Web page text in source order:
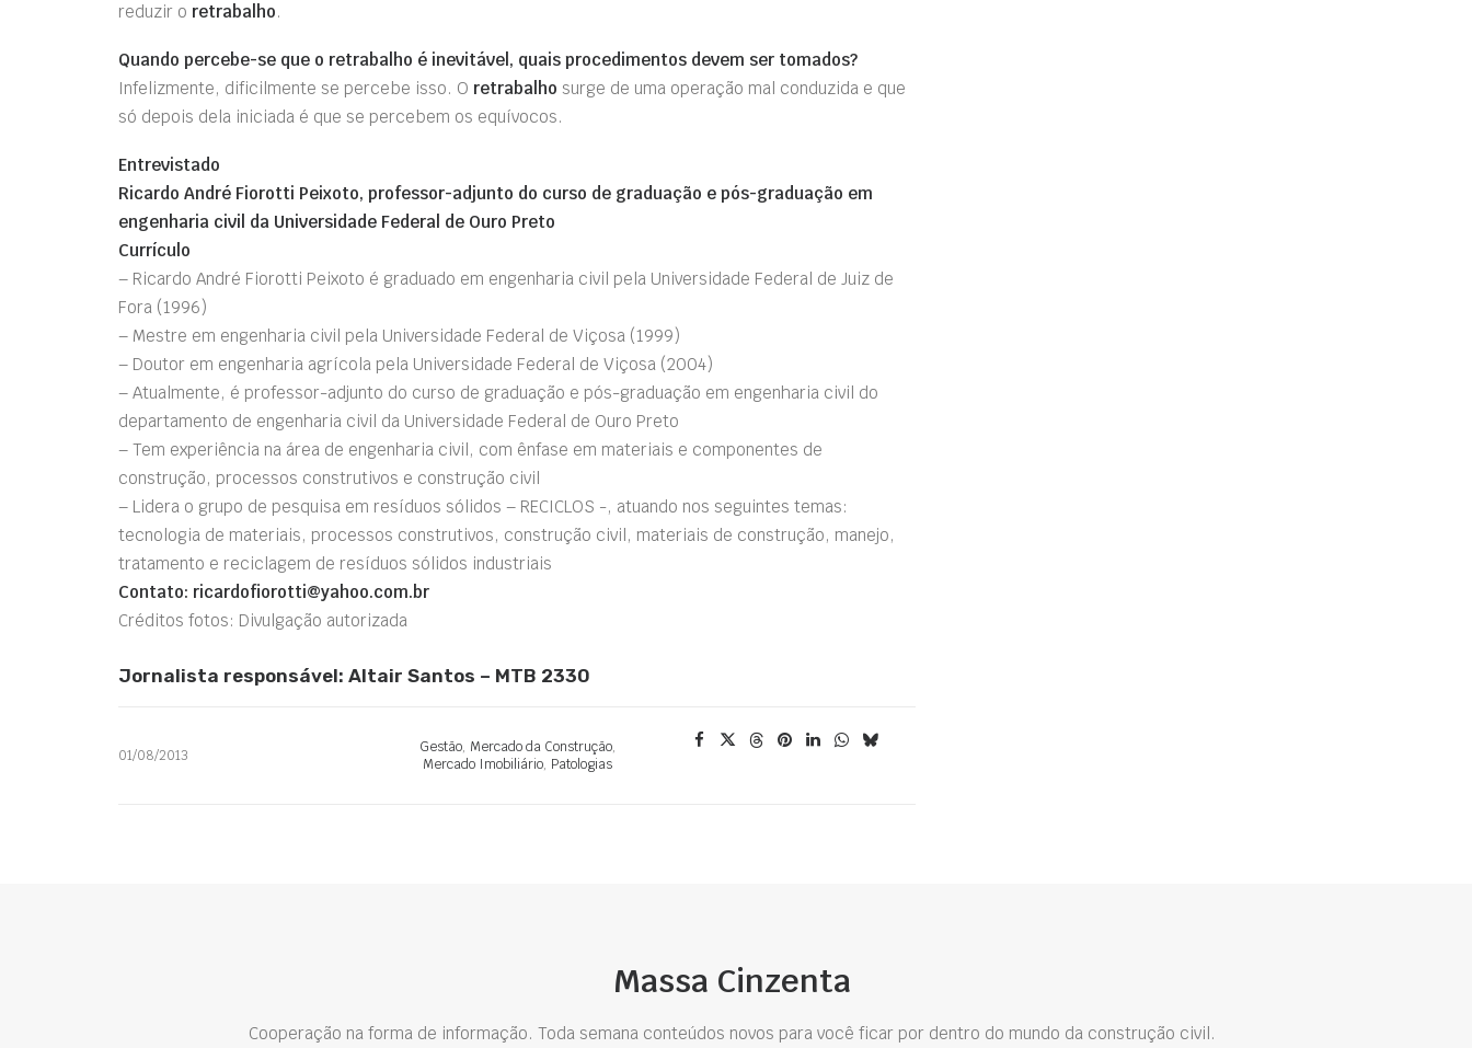
reduzir o retrabalho.
Quando percebe-se que o retrabalho é inevitável, quais procedimentos devem ser tomados?
Infelizmente, dificilmente se percebe isso. O retrabalho surge de uma operação mal conduzida e que
só depois dela iniciada é que se percebem os equívocos.
Entrevistado
Ricardo André Fiorotti Peixoto, professor-adjunto do curso de graduação e pós-graduação em
engenharia civil da Universidade Federal de Ouro Preto
Currículo
– Ricardo André Fiorotti Peixoto é graduado em engenharia civil pela Universidade Federal de Juiz de
Fora (1996)
– Mestre em engenharia civil pela Universidade Federal de Viçosa (1999)
– Doutor em engenharia agrícola pela Universidade Federal de Viçosa (2004)
– Atualmente, é professor-adjunto do curso de graduação e pós-graduação em engenharia civil do
departamento de engenharia civil da Universidade Federal de Ouro Preto
– Tem experiência na área de engenharia civil, com ênfase em materiais e componentes de
construção, processos construtivos e construção civil
– Lidera o grupo de pesquisa em resíduos sólidos – RECICLOS -, atuando nos seguintes temas:
tecnologia de materiais, processos construtivos, construção civil, materiais de construção, manejo,
tratamento e reciclagem de resíduos sólidos industriais
Contato: ricardofiorotti@yahoo.com.br
Créditos fotos: Divulgação autorizada
Jornalista responsável: Altair Santos – MTB 2330
01/08/2013 Gestão, Mercado da Construção,
Mercado Imobiliário, Patologias
Massa Cinzenta
Cooperação na forma de informação. Toda semana conteúdos novos para você ficar por dentro do mundo da construção civil.